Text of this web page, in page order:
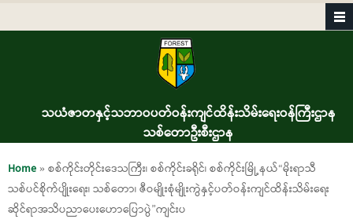
သယံဇာတနှင့်သဘာဝပတ်ဝန်းကျင်ထိန်းသိမ်းရေးဝန်ကြီးဌာန
သစ်တောဦးစီးဌာန
You are here
Home» စစ်ကိုင်းတိုင်းဒေသကြီး၊ စစ်ကိုင်းခရိုင်၊ စစ်ကိုင်းမြို့နယ်“မိုးရာသီ
သစ်ပင်စိုက်ပျိုးရေး၊ သစ်တော၊ ဇီဝမျိုးစုံမျိုးကွဲနှင့်ပတ်ဝန်းကျင်ထိန်းသိမ်းရေး
ဆိုင်ရာအသိပညာပေးဟောပြောပွဲ”ကျင်းပ